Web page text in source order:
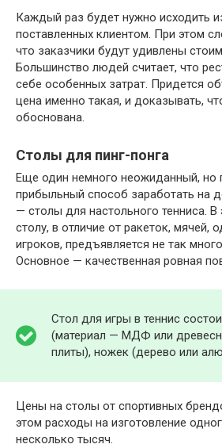
Каждый раз будет нужно исходить
поставленных клиентом. При этом
что заказчики будут удивлены
Большинство людей считает, что
себе особенных затрат. Придется
цена именно такая, и доказывать,
обоснована.
Столы для пинг-понга
Еще один немного неожиданный, но
прибыльный способ заработать на
— столы для настольного тенниса. В
столу, в отличие от ракеток, мячей,
игроков, предъявляется не так
Основное — качественная ровная
Стол для игры в теннис
(материал — МДФ или
плиты), ножек (дерево или
Цены на столы от спортивных
этом расходы на изготовление
несколько тысяч.